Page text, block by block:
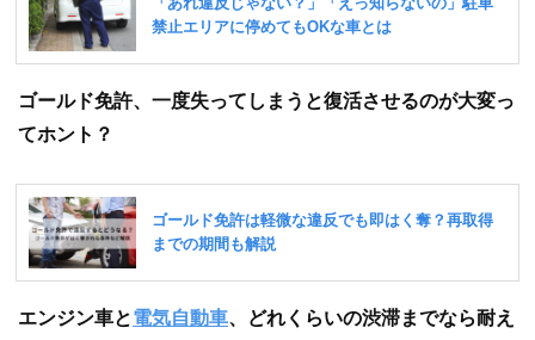
ゴールド免許、一度失ってしまうと復活させるのが大変っ
てホント？
エンジン車と電気自動車、どれくらいの渋滞までなら耐え